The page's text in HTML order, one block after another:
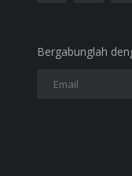
Bergabunglah